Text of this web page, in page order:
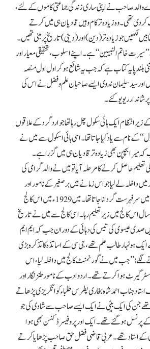
والد صاحب نے اپنی ساری زندگی جماعتی کاموں کے لئے،
تھی۔ وہ زیادہ تر کام وہیں قادیان ہی میں کرتے
لکھیں جو زیادہ تر(دین) اور (دینی) تاریخ پر مبنی تھیں۔
خاتم النبیین‘‘ ہے۔ اپنے اسلوب، تحقیقی معیار اور
بلند پایہ کتاب ہے کہ جب یہ شائع ہو کر اول اول منصہ
اور سید سلیمان ندوی ایسے صاحبان علم وفضل نے اس کی
ریویو کئے۔
انتظام ایک ہائی سکول چل رہا تھا جو اردگرد کے علاقوں
کے نام سے یاد کیا جاتا تھا۔ اسی ہائی اسکول سے میں نے
میرا بچپن بھی زیادہ تر قادیان ہی میں گزرا ہے۔
حاصل کرنے کا مرحلہ آیا تو میں نے والد گرامی کی
میں داخلہ لے لیا جو اس زمانے میں برصغیر کے نامور اور
اعلیٰ معیار کے تعلیمی اداروں میں سرفہرست گردانا جاتا تھا۔ میں 1929ء میں اس کالج
اس کالج میں زیر تعلیم رہا۔ اسی کالج سے میں نے تاریخ
صدی عیسوی کی تیس کی دہائی کے دوران جب کہ ایم ایم
ہونہار طالب علم تھے، جی سی کے اساتذہ کا تذکرہ بڑی
’’جب میں نے گورنمنٹ کالج میں داخلہ لیا، اس
ہوا کرتے تھے۔ ارد و ادب کے نامور طنزنگار او ر
جناب احمدشاہ بخاری پطرس طلباء کو انگریزی پڑھاتے
جن کی ایک بیٹی نے ایک ایسے صاحب سے شادی کی جو
پرنسل ہو گئے تھے۔ ایک اور پروفیسر ڈکنسن بھی ہوا
کے استاد تھے۔ عربی قاضی فضل حق صاحب پڑھایا کرتے